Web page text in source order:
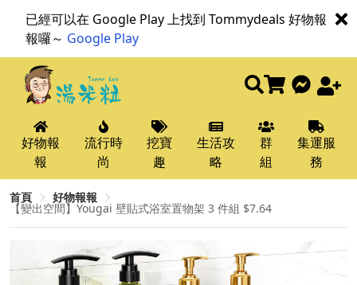
已經可以在 Google Play 上找到 Tommydeals 好物報
報囉～ Google Play
好物報
報
流行時
尚
挖寶
趣
生活攻
略
群
組
集運服
務
首頁 好物報報
【變出空間】Yougai 壁貼式浴室置物架 3 件組 $7.64